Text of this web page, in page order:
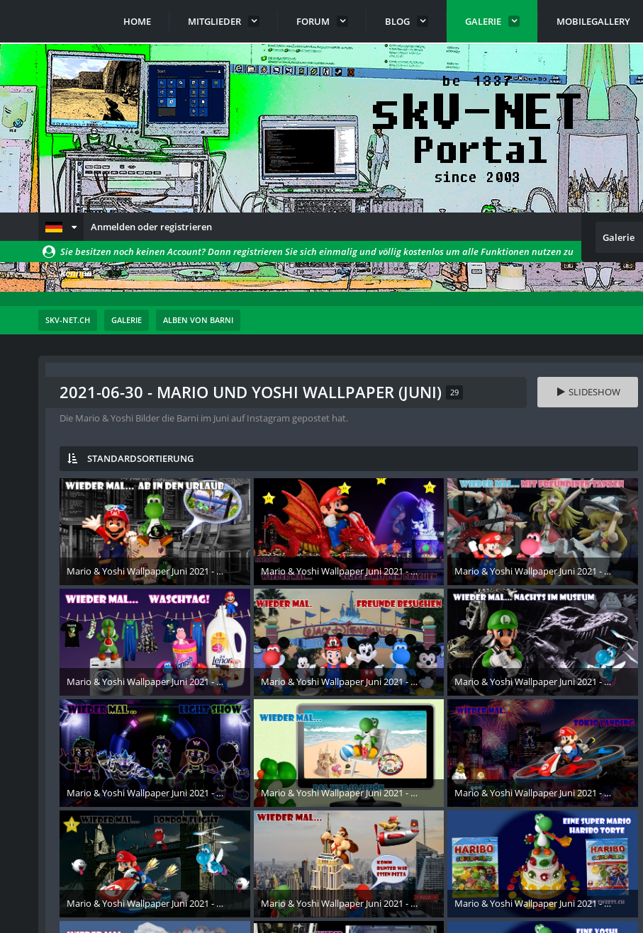
HOME MITGLIEDER FORUM BLOG GALERIE MOBILEGALLERY
Anmelden oder registrieren
Galerie
Sie besitzen noch keinen Account? Dann registrieren Sie sich einmalig und völlig kostenlos um alle Funktionen nutzen zu
können!
SKV-NET.CH GALERIE ALBEN VON BARNI
2021-06-30 - MARIO UND YOSHI WALLPAPER (JUNI) 29
Die Mario & Yoshi Bilder die Barni im Juni auf Instagram gepostet hat.
SLIDESHOW
STANDARDSORTIERUNG
Mario & Yoshi Wallpaper Juni 2021 - 005
24. August 2021
Mario & Yoshi Wallpaper Juni 2021 - 006
24. August 2021
Mario & Yoshi Wallpaper Juni 2021 - 007
24. August 2021
Mario & Yoshi Wallpaper Juni 2021 - 008
24. August 2021
Mario & Yoshi Wallpaper Juni 2021 - 015
24. August 2021
Mario & Yoshi Wallpaper Juni 2021 - 016
24. August 2021
Mario & Yoshi Wallpaper Juni 2021 - 017
24. August 2021
Mario & Yoshi Wallpaper Juni 2021 - 018
24. August 2021
Mario & Yoshi Wallpaper Juni 2021 - 025
24. August 2021
Mario & Yoshi Wallpaper Juni 2021 - 026
24. August 2021
Mario & Yoshi Wallpaper Juni 2021 - 027
24. August 2021
Mario & Yoshi Wallpaper Juni 2021 - 028
24. August 2021